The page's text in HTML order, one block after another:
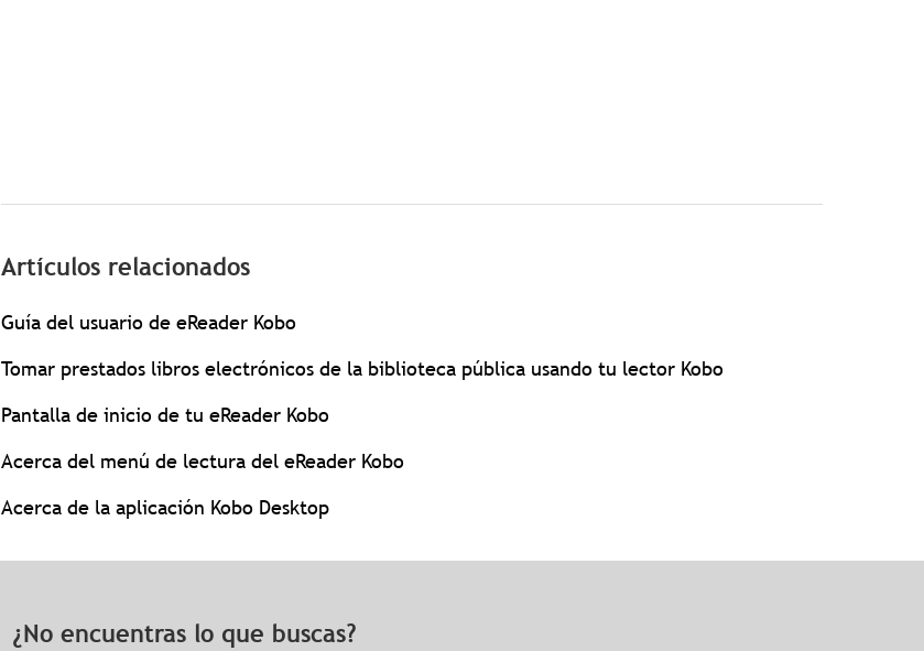
Artículos relacionados
Guía del usuario de eReader Kobo
Tomar prestados libros electrónicos de la biblioteca pública usando tu lector Kobo
Pantalla de inicio de tu eReader Kobo
Acerca del menú de lectura del eReader Kobo
Acerca de la aplicación Kobo Desktop
¿No encuentras lo que buscas?